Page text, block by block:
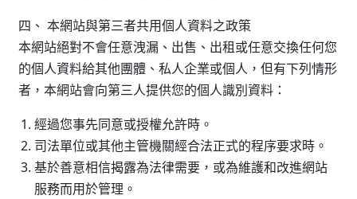
四、 本網站與第三者共用個人資料之政策
本網站絕對不會任意洩漏、出售、出租或任意交換任何您
的個人資料給其他團體、私人企業或個人，但有下列情形
者，本網站會向第三人提供您的個人識別資料：
經過您事先同意或授權允許時。
司法單位或其他主管機關經合法正式的程序要求時。
基於善意相信揭露為法律需要，或為維護和改進網站
服務而用於管理。